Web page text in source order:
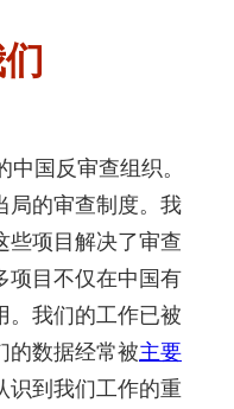
国反审查组织。
局的审查制度。我
些项目解决了审查
项目不仅在中国有
。我们的工作已被
的数据经常被主要
识到我们工作的重